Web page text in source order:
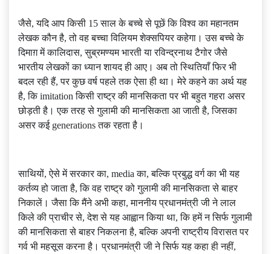
जैसे, यदि आप किसी 15 साल के बच्चे से पूछें कि विश्व का महानतम
लेखक कौन है, तो वह बच्चा विलियम शेक्सपियर कहेगा। उस बच्चे के
दिमाग़ में कालिदास, सुब्रमण्यम भारती या रविन्द्रनाथ टैगोर जैसे
भारतीय लेखकों का ध्यान शायद ही आए। अब तो स्थितियाँ फिर भी
बदल रही हैं, पर कुछ वर्ष पहले तक ऐसा ही था। मेरे कहने का अर्थ यह
है, कि imitation किसी राष्ट्र की मानसिकता पर भी बहुत गहरा असर
छोड़ती है। एक तरह से गुलामी की मानसिकता आ जाती है, जिसका
असर कई generations तक रहता है।
साथियों, ऐसे में सरकार का, media का, बल्कि प्रबुद्ध वर्ग का भी यह
कर्तव्य हो जाता है, कि वह राष्ट्र को गुलामी की मानसिकता से बाहर
निकालें। जैसा कि मैंने अभी कहा, माननीय प्रधानमंत्री जी ने लाल
किले की प्राचीर से, देश से यह आह्वान किया था, कि हमें न सिर्फ गुलामी
की मानसिकता से बाहर निकलना है, बल्कि अपनी राष्ट्रीय विरासत पर
गर्व भी महसूस करना है। प्रधानमंत्री जी ने सिर्फ यह कहा ही नहीं,